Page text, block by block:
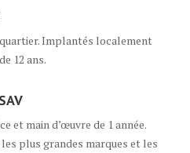
Implantés localement
12 ans.
et main d’œuvre de 1 année.
plus grandes marques et les